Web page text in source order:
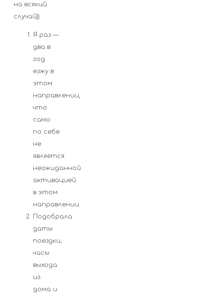
на всякий
случай))
Я раз —
два в
год
езжу в
этом
направлении,
что
само
по себе
не
является
неожиданной
активацией
в этом
направлении.
Подобрала
даты
поездки,
часы
выхода
из
дома и